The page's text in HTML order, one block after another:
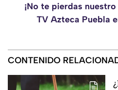
¡No te pierdas
TV Azteca Puebla
CONTENIDO